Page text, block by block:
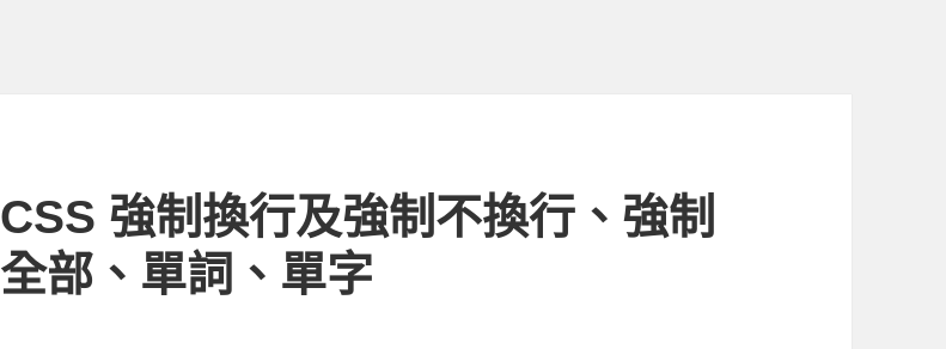
CSS 強制換行及強制不換行、強制
全部、單詞、單字